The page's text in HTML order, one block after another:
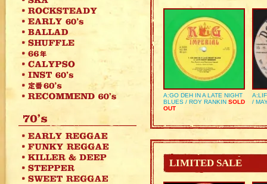
A:GO DEH IN A LATE NIGHT
BLUES / ROY RANKIN SOLD
OUT
/
LIMITED SALE